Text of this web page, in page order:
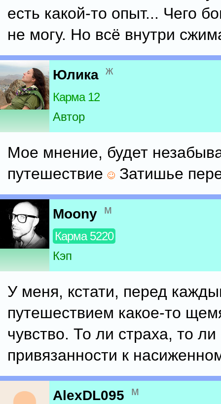
есть какой-то опыт... Чего
не могу. Но всё внутри
Юлика ж
Карма 12
Автор
Мое мнение, будет
путешествие
Затишье
Moony м
Карма 5220
Кэп
У меня, кстати, перед
путешествием какое-то
чувство. То ли страха, то ли
привязанности к
AlexDL095 м